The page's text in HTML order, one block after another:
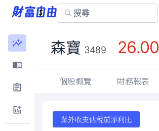
森寶 3489 26.00
個股概覽 財務報表
業外收支佔稅前淨利比